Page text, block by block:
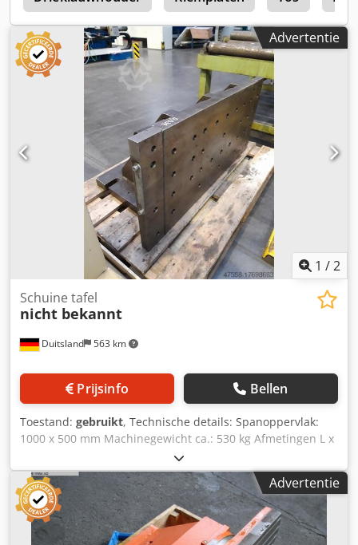
Advertentie
1 /2
Duitsland 563 km
Schuine tafel
nicht bekannt
Prijsinfo Bellen
Toestand: gebruikt, Technische details: Spanoppervlak:
1000 x 500 mm Machinegewicht ca.: 530 kg Afmetingen L x
B x H: 0,5 x 1,0 x 0,49 m Schuine aanbouwtafel -
machinetafel - machineklemtafel Dsdpfx Akju Rd Nioxswa
met 33 M24 opspangaten Verticale opzetzijde: B x H: 800 x
450 mm met 4 opspangroeven Ø 30 x 75 mm *
Advertentie